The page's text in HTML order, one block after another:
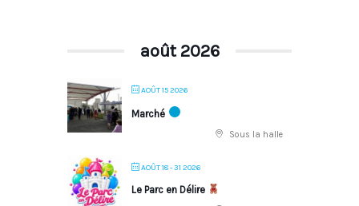
août 2026
AOÛT 15 2026
Marché
Sous la halle
AOÛT 18 - 31 2026
Le Parc en Délire